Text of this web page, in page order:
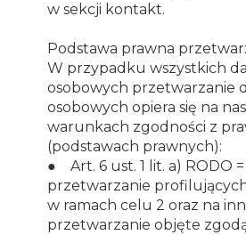
w sekcji kontakt.
Podstawa prawna
W przypadku wszystkich
osobowych przetwarzanie
osobowych opiera się na
warunkach zgodności z
(podstawach prawnych):
● Art. 6 ust. 1 lit. a) RODO
przetwarzanie
w ramach celu 2 oraz na
przetwarzanie objęte